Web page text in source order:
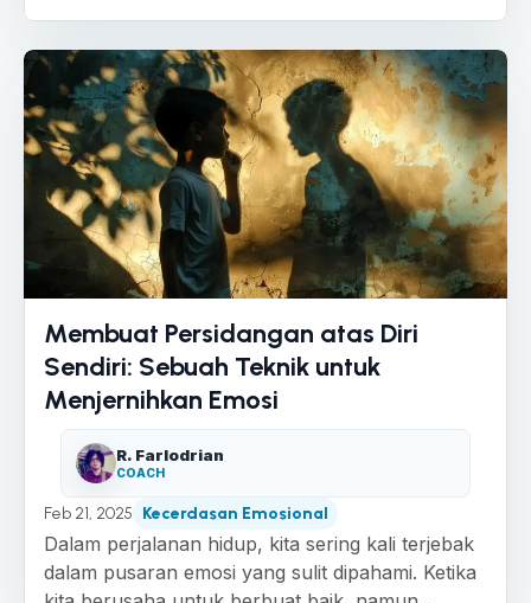
Membuat Persidangan atas Diri
Sendiri: Sebuah Teknik untuk
Menjernihkan Emosi
R. Farlodrian
COACH
Feb 21, 2025 Kecerdasan Emosional
Dalam perjalanan hidup, kita sering kali terjebak
dalam pusaran emosi yang sulit dipahami. Ketika